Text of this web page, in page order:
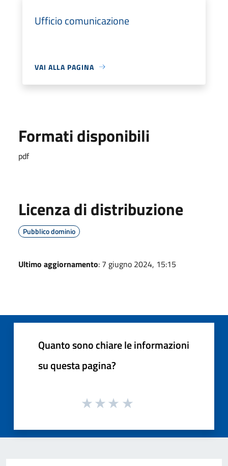
Ufficio comunicazione
VAI ALLA PAGINA
Formati disponibili
pdf
Licenza di distribuzione
Pubblico dominio
Ultimo aggiornamento: 7 giugno 2024, 15:15
Quanto sono chiare le informazioni
su questa pagina?